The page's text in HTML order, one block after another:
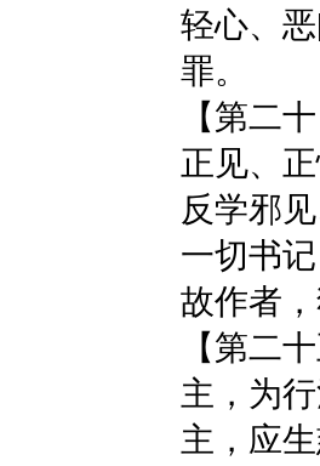
轻心、
罪。
【第二
正见、
反学邪
一切书
故作者
【第二
主，为
主，应